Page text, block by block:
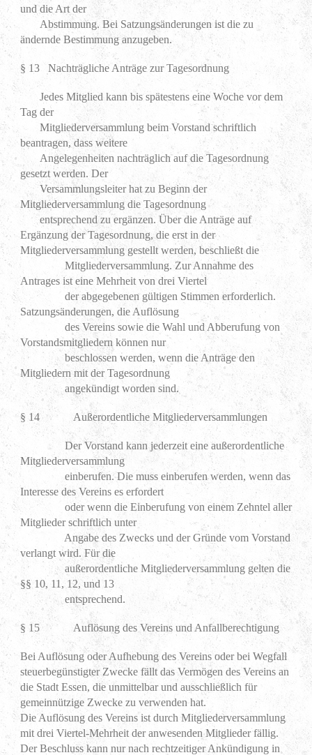
und die Art der
Abstimmung. Bei Satzungsänderungen ist die zu
ändernde Bestimmung anzugeben.
§ 13 Nachträgliche Anträge zur Tagesordnung
Jedes Mitglied kann bis spätestens eine Woche vor dem
Tag der
Mitgliederversammlung beim Vorstand schriftlich
beantragen, dass weitere
Angelegenheiten nachträglich auf die Tagesordnung
gesetzt werden. Der
Versammlungsleiter hat zu Beginn der
Mitgliederversammlung die Tagesordnung
entsprechend zu ergänzen. Über die Anträge auf
Ergänzung der Tagesordnung, die erst in der
Mitgliederversammlung gestellt werden, beschließt die
Mitgliederversammlung. Zur Annahme des
Antrages ist eine Mehrheit von drei Viertel
der abgegebenen gültigen Stimmen erforderlich.
Satzungsänderungen, die Auflösung
des Vereins sowie die Wahl und Abberufung von
Vorstandsmitgliedern können nur
beschlossen werden, wenn die Anträge den
Mitgliedern mit der Tagesordnung
angekündigt worden sind.
§ 14 Außerordentliche Mitgliederversammlungen
Der Vorstand kann jederzeit eine außerordentliche
Mitgliederversammlung
einberufen. Die muss einberufen werden, wenn das
Interesse des Vereins es erfordert
oder wenn die Einberufung von einem Zehntel aller
Mitglieder schriftlich unter
Angabe des Zwecks und der Gründe vom Vorstand
verlangt wird. Für die
außerordentliche Mitgliederversammlung gelten die
§§ 10, 11, 12, und 13
entsprechend.
§ 15 Auflösung des Vereins und Anfallberechtigung
Bei Auflösung oder Aufhebung des Vereins oder bei Wegfall
steuerbegünstigter Zwecke fällt das Vermögen des Vereins an
die Stadt Essen, die unmittelbar und ausschließlich für
gemeinnützige Zwecke zu verwenden hat.
Die Auflösung des Vereins ist durch Mitgliederversammlung
mit drei Viertel-Mehrheit der anwesenden Mitglieder fällig.
Der Beschluss kann nur nach rechtzeitiger Ankündigung in